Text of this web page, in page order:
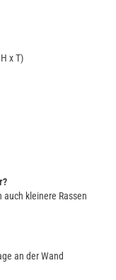
x T)
kleinere Rassen
an der Wand